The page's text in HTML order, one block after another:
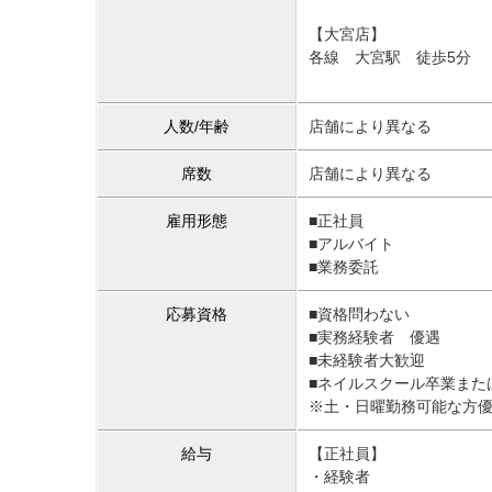
【大宮店】
各線 大宮駅 徒歩5分
人数/年齢 店舗により異なる
席数 店舗により異なる
雇用形態
■正社員
■アルバイト
■業務委託
応募資格
■資格問わない
■実務経験者 優遇
■未経験者大歓迎
■ネイルスクール卒業また
※土・日曜勤務可能な方
給与
【正社員】
・経験者